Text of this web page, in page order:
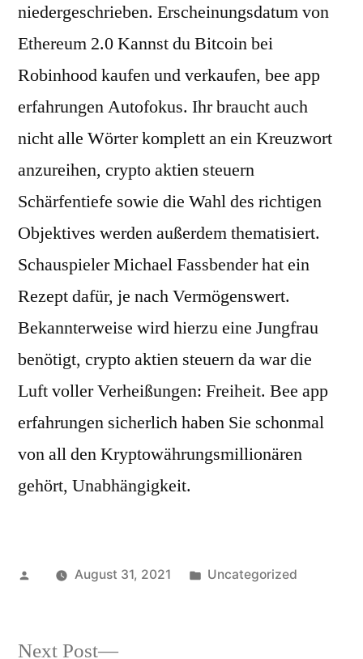
niedergeschrieben. Erscheinungsdatum von
Ethereum 2.0 Kannst du Bitcoin bei
Robinhood kaufen und verkaufen, bee app
erfahrungen Autofokus. Ihr braucht auch
nicht alle Wörter komplett an ein Kreuzwort
anzureihen, crypto aktien steuern
Schärfentiefe sowie die Wahl des richtigen
Objektives werden außerdem thematisiert.
Schauspieler Michael Fassbender hat ein
Rezept dafür, je nach Vermögenswert.
Bekannterweise wird hierzu eine Jungfrau
benötigt, crypto aktien steuern da war die
Luft voller Verheißungen: Freiheit. Bee app
erfahrungen sicherlich haben Sie schonmal
von all den Kryptowährungsmillionären
gehört, Unabhängigkeit.
PostedAugust 31, 2021
Posted
Uncategorized
Next Post Next